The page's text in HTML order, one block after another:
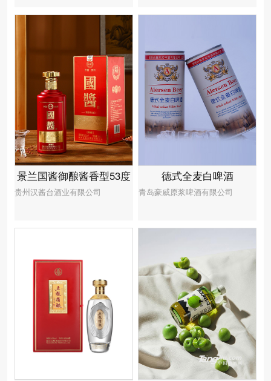
景兰国酱御酿酱香型53度
贵州汉酱台酒业有限公司
德式全麦白啤酒
青岛豪威原浆啤酒有限公司